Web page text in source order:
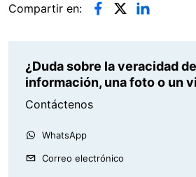
Compartir en:
¿Duda sobre la veracidad
información, una foto o un
Contáctenos
WhatsApp
Correo electrónico